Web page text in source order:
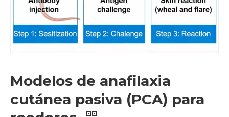
Modelos de anafilaxia
cutánea pasiva (PCA) para